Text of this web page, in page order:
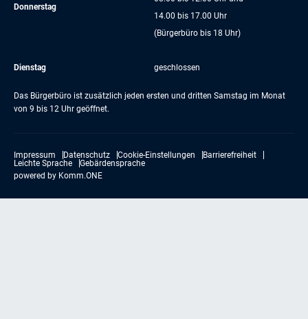
Donnerstag
14.00 bis 17.00 Uhr
(Bürgerbüro bis 18 Uhr)
Dienstag geschlossen
Das Bürgerbüro ist zusätzlich jeden ersten und dritten Samstag im Monat
von 9 bis 12 Uhr geöffnet.
Impressum Datenschutz Cookie-Einstellungen
Barrierefreiheit
Leichte Sprache
Gebärdensprache
powered by Komm.ONE